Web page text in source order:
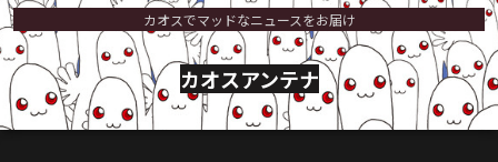
カオスでマッドなニュースをお届け
カオスアンテナ